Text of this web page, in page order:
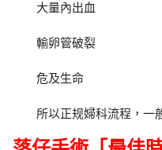
大量內出血
輸卵管破裂
危及生命
所以正规婦科流程，一